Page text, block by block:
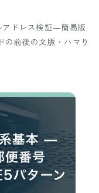
アドレス検証—簡易版
の前後の文脈・ハマり